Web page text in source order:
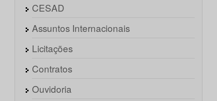
CESAD
Assuntos Internacionais
Licitações
Contratos
Ouvidoria